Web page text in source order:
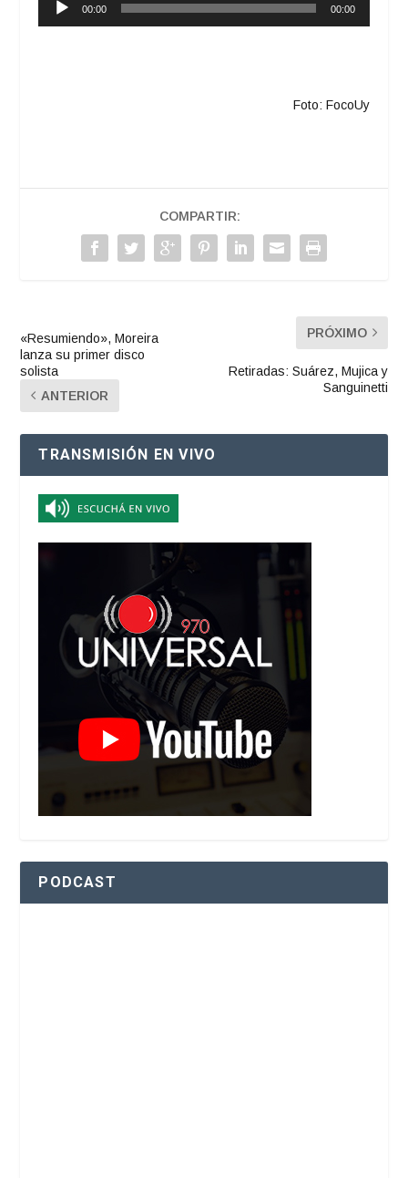
00:00 00:00
Foto: FocoUy
COMPARTIR:
«Resumiendo», Moreira
lanza su primer disco
solista
ANTERIOR
PRÓXIMO
Retiradas: Suárez, Mujica y
Sanguinetti
TRANSMISIÓN EN VIVO
PODCAST